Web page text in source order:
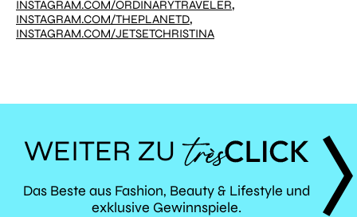
INSTAGRAM.COM/ORDINARYTRAVELER,
INSTAGRAM.COM/THEPLANETD,
INSTAGRAM.COM/JETSETCHRISTINA
WEITER ZU
TRÈS
Das Beste aus Fashion, Beauty & Lifestyle und
exklusive Gewinnspiele.